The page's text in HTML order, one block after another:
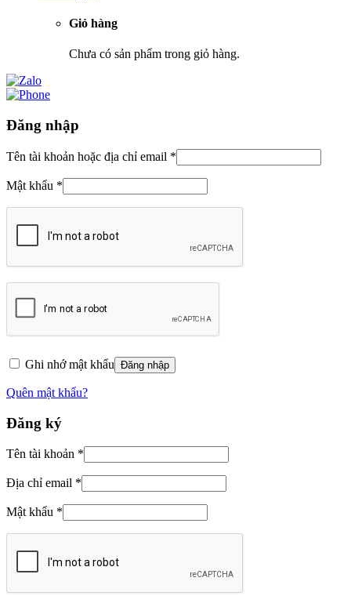
Giỏ hàng
Chưa có sản phẩm trong giỏ hàng.
Đăng nhập
Tên tài khoản hoặc địa chỉ email *
Mật khẩu *
Ghi nhớ mật khẩu Đăng nhập
Quên mật khẩu?
Đăng ký
Tên tài khoản *
Địa chỉ email *
Mật khẩu *